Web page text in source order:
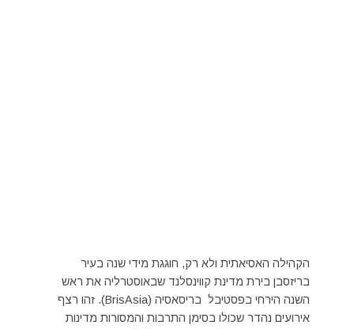
הקהילה האסיאתית ולא רק, חוגגת מידי שנה בעיר
בריזסבן בירת מדינת קווינסלנד שבאוסטרליה את ראש
השנה הירחי בפסטיבל בריסאסיה (BrisAsia). זהו רצף
אירועים נהדר שכולו בסימן התרבות והמסורות מדינות